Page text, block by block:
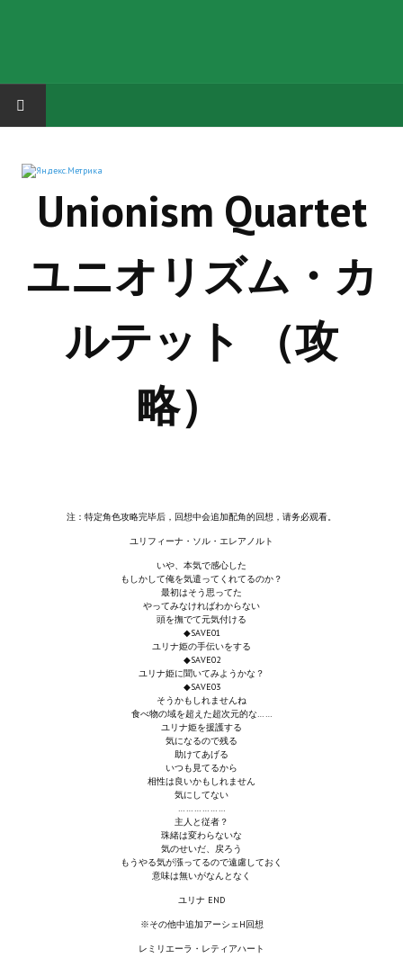
ГРУППА "КАРЛ ВЕЛИКИЙ"
Русская биржа
Aliens vs Predator 2 (Русские субтитры)
Dungeon Siege 2 Legendary Mod (Русские субтитры)
Работы Alexandra10
Apella CBBE SSE BodySlide (with Physics)
Apella 2.0 CBBE SSE BodySlide (with Physics)
Kitana CBBE SSE BodySlide (with Physics)
SB Corset Armor CBBE SSE BodySlide (with Physics)
Wedding Wear CBBE SSE BodySlide (with Physics)
Работы Тестера 55
Unionism Quartet
ユニオリズム・カ
ルテット （攻
略）
注：特定角色攻略完毕后，回想中会追加配角的回想，请务必观看。
ユリフィーナ・ソル・エレアノルト
いや、本気で感心した
もしかして俺を気遣ってくれてるのか？
最初はそう思ってた
やってみなければわからない
頭を撫でて元気付ける
◆SAVE01
ユリナ姫の手伝いをする
◆SAVE02
ユリナ姫に聞いてみようかな？
◆SAVE03
そうかもしれませんね
食べ物の域を超えた超次元的な……
ユリナ姫を援護する
気になるので残る
助けてあげる
いつも見てるから
相性は良いかもしれません
気にしてない
主人と従者？
珠緒は変わらないな
気のせいだ、戻ろう
もうやる気が漲ってるので遠慮しておく
意味は無いがなんとなく
ユリナ END
※その他中追加アーシェH回想
レミリエーラ・レティアハート